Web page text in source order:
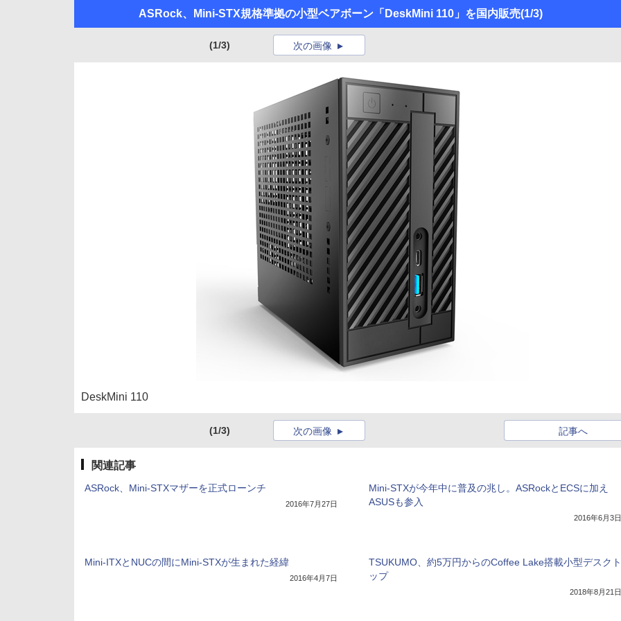
ASRock、Mini-STX規格準拠の小型ベアボーン「DeskMini 110」を国内販売(1/3)
(1/3) 次の画像
DeskMini 110
(1/3) 記事へ
次の画像
関連記事
ASRock、Mini-STXマザーを正式ローンチ
2016年7月27日
Mini-STXが今年中に普及の兆し。ASRockとECSに加え
ASUSも参入
2016年6月3日
Mini-ITXとNUCの間にMini-STXが生まれた経緯
2016年4月7日
TSUKUMO、約5万円からのCoffee Lake搭載小型デスクト
ップ
2018年8月21日